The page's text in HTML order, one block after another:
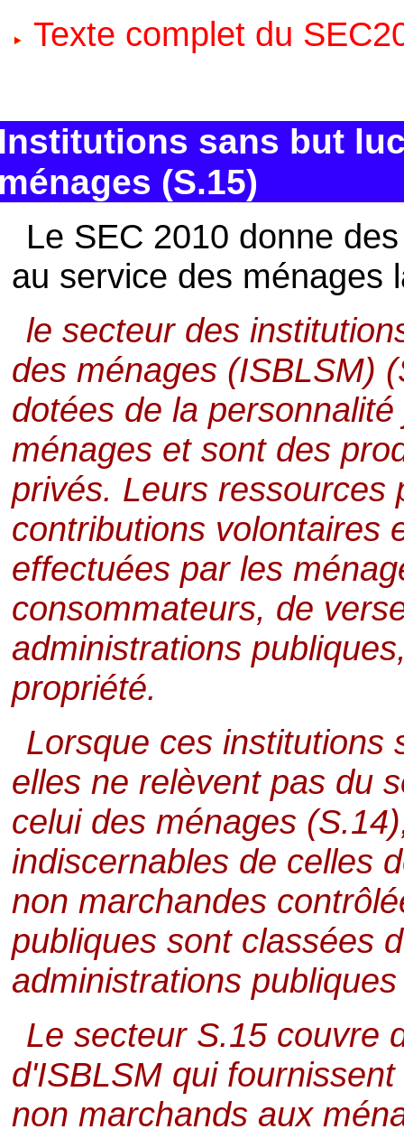
Texte complet du
sans but
(S.15)
Le SEC 2010 donne
au service des ménages
le secteur des
des ménages (ISBLSM)
dotées de la
ménages et sont des
privés. Leurs ressources
contributions volontaires
effectuées par les
consommateurs, de
administrations
propriété.
Lorsque ces institutions
elles ne relèvent pas du
celui des ménages
indiscernables de celles
non marchandes
publiques sont classées
administrations
Le secteur S.15 couvre
d'ISBLSM qui
non marchands aux